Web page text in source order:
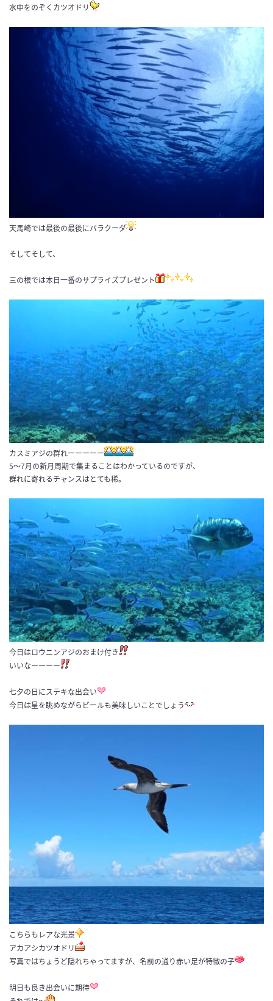
水中をのぞくカツオドリ
天馬崎では最後の最後にバラクーダ
そしてそして、
三の根では本日一番のサプライズプレゼント
カスミアジの群れーーーーー
5～7月の新月周期で集まることはわかっているのですが、
群れに寄れるチャンスはとても稀。
今日はロウニンアジのおまけ付き
いいなーーーー
七夕の日にステキな出会い
今日は星を眺めながらビールも美味しいことでしょう
こちらもレアな光景
アカアシカツオドリ
写真ではちょうど隠れちゃってますが、名前の通り赤い足が特徴の子
明日も良き出会いに期待